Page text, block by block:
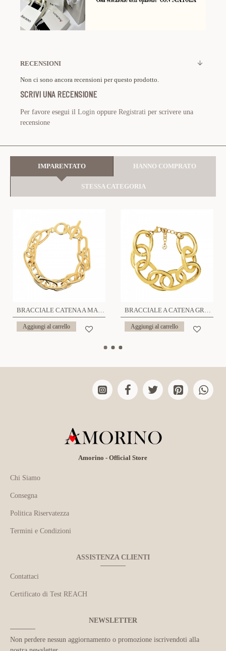
RECENSIONI
Non ci sono ancora recensioni per questo prodotto.
SCRIVI UNA RECENSIONE
Per favore esegui il Login oppure Registrati per scrivere una
recensione
IMPARENTATO HANNO COMPRATO
STESSA CATEGORIA
BRACCIALE CATENA A MAGLIA DOPPIA - SW2556B23
Aggiungi al carrello
BRACCIALE A CATENA GROSSA - FJ24432B516/514
Aggiungi al carrello
Amorino - Official Store
Chi Siamo
Consegna
Politica Riservatezza
Termini e Condizioni
ASSISTENZA CLIENTI
Contattaci
Certificato di Test REACH
NEWSLETTER
Non perdere nessun aggiornamento o promozione iscrivendoti alla